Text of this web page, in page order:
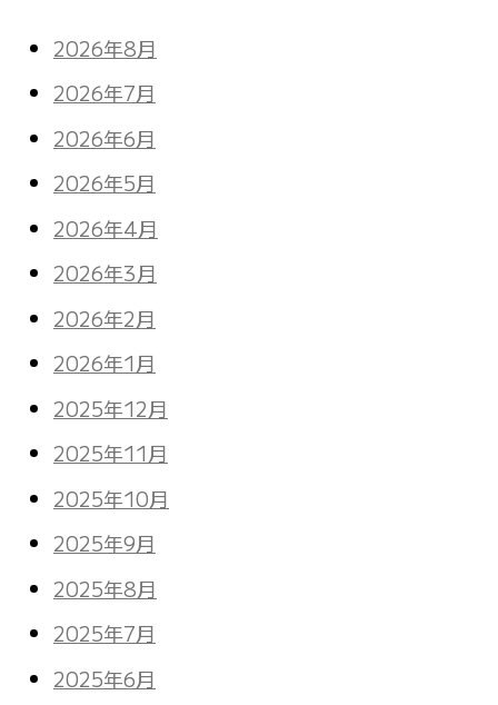
2026年8月
2026年7月
2026年6月
2026年5月
2026年4月
2026年3月
2026年2月
2026年1月
2025年12月
2025年11月
2025年10月
2025年9月
2025年8月
2025年7月
2025年6月